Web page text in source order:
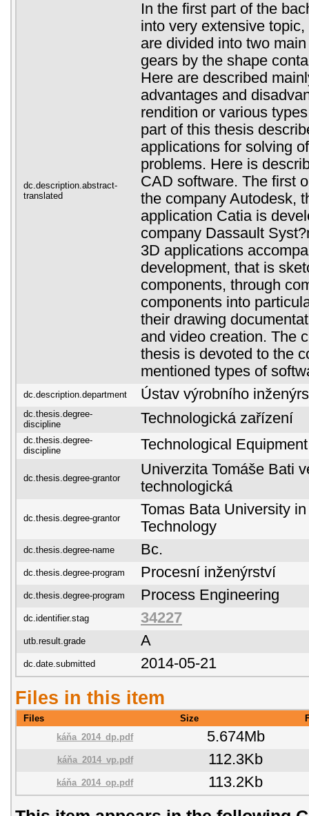
dc.description.abstract-
translated
In the first part of the
into very extensive
are divided into two
gears by the shape
Here are described
advantages and
rendition or various
part of this thesis
applications for solving
problems. Here is
CAD software. The first
the company Autodesk,
application Catia is
company Dassault
3D applications
development, that is
components, through
components into
their drawing
and video creation. The
thesis is devoted to the
mentioned types of
dc.description.department Ústav výrobního
dc.thesis.degree-
discipline
Technologická zařízení
dc.thesis.degree-
discipline
Technological Equipment
dc.thesis.degree-grantor
Univerzita Tomáše Bati
technologická
dc.thesis.degree-grantor
Tomas Bata University
Technology
dc.thesis.degree-name Bc.
dc.thesis.degree-program Procesní inženýrství
dc.thesis.degree-program Process Engineering
dc.identifier.stag 34227
utb.result.grade A
dc.date.submitted 2014-05-21
Files in this item
Files Size
káňa_2014_dp.pdf
5.674Mb
káňa_2014_vp.pdf 112.3Kb
káňa_2014_op.pdf 113.2Kb